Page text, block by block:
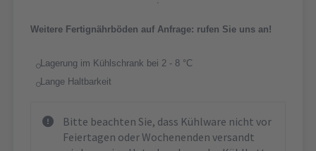
Weitere Fertignährböden auf Anfrage: rufen Sie uns an!
Lagerung im Kühlschrank bei 2 - 8 °C
Lange Haltbarkeit
Bitte beachten Sie, dass Kühlware nicht vor
Feiertagen oder Wochenenden versandt